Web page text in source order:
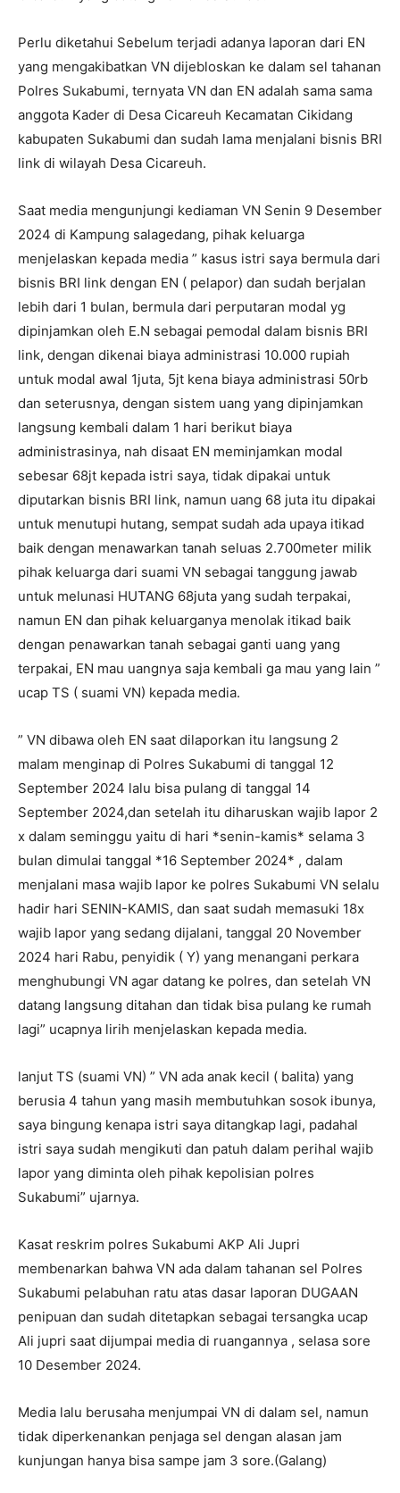
Perlu diketahui Sebelum terjadi adanya laporan dari EN
yang mengakibatkan VN dijebloskan ke dalam sel tahanan
Polres Sukabumi, ternyata VN dan EN adalah sama sama
anggota Kader di Desa Cicareuh Kecamatan Cikidang
kabupaten Sukabumi dan sudah lama menjalani bisnis BRI
link di wilayah Desa Cicareuh.
Saat media mengunjungi kediaman VN Senin 9 Desember
2024 di Kampung salagedang, pihak keluarga
menjelaskan kepada media ” kasus istri saya bermula dari
bisnis BRI link dengan EN ( pelapor) dan sudah berjalan
lebih dari 1 bulan, bermula dari perputaran modal yg
dipinjamkan oleh E.N sebagai pemodal dalam bisnis BRI
link, dengan dikenai biaya administrasi 10.000 rupiah
untuk modal awal 1juta, 5jt kena biaya administrasi 50rb
dan seterusnya, dengan sistem uang yang dipinjamkan
langsung kembali dalam 1 hari berikut biaya
administrasinya, nah disaat EN meminjamkan modal
sebesar 68jt kepada istri saya, tidak dipakai untuk
diputarkan bisnis BRI link, namun uang 68 juta itu dipakai
untuk menutupi hutang, sempat sudah ada upaya itikad
baik dengan menawarkan tanah seluas 2.700meter milik
pihak keluarga dari suami VN sebagai tanggung jawab
untuk melunasi HUTANG 68juta yang sudah terpakai,
namun EN dan pihak keluarganya menolak itikad baik
dengan penawarkan tanah sebagai ganti uang yang
terpakai, EN mau uangnya saja kembali ga mau yang lain ”
ucap TS ( suami VN) kepada media.
” VN dibawa oleh EN saat dilaporkan itu langsung 2
malam menginap di Polres Sukabumi di tanggal 12
September 2024 lalu bisa pulang di tanggal 14
September 2024,dan setelah itu diharuskan wajib lapor 2
x dalam seminggu yaitu di hari *senin-kamis* selama 3
bulan dimulai tanggal *16 September 2024* , dalam
menjalani masa wajib lapor ke polres Sukabumi VN selalu
hadir hari SENIN-KAMIS, dan saat sudah memasuki 18x
wajib lapor yang sedang dijalani, tanggal 20 November
2024 hari Rabu, penyidik ( Y) yang menangani perkara
menghubungi VN agar datang ke polres, dan setelah VN
datang langsung ditahan dan tidak bisa pulang ke rumah
lagi” ucapnya lirih menjelaskan kepada media.
lanjut TS (suami VN) ” VN ada anak kecil ( balita) yang
berusia 4 tahun yang masih membutuhkan sosok ibunya,
saya bingung kenapa istri saya ditangkap lagi, padahal
istri saya sudah mengikuti dan patuh dalam perihal wajib
lapor yang diminta oleh pihak kepolisian polres
Sukabumi” ujarnya.
Kasat reskrim polres Sukabumi AKP Ali Jupri
membenarkan bahwa VN ada dalam tahanan sel Polres
Sukabumi pelabuhan ratu atas dasar laporan DUGAAN
penipuan dan sudah ditetapkan sebagai tersangka ucap
Ali jupri saat dijumpai media di ruangannya , selasa sore
10 Desember 2024.
Media lalu berusaha menjumpai VN di dalam sel, namun
tidak diperkenankan penjaga sel dengan alasan jam
kunjungan hanya bisa sampe jam 3 sore.(Galang)